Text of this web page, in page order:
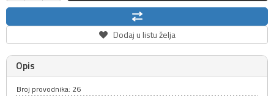
Dodaj u listu želja
Opis
Broj provodnika: 26